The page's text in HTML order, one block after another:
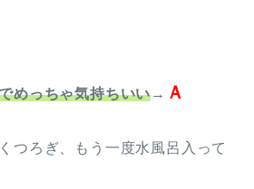
めっちゃ気持ちいい→ Ａ
つろぎ、もう一度水風呂入って